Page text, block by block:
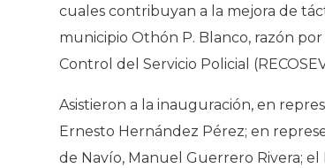
cuales contribuyan a la mejora de
municipio Othón P. Blanco, razón
Control del Servicio Policial
Asistieron a la inauguración, en
Ernesto Hernández Pérez; en
de Navío, Manuel Guerrero Rivera;